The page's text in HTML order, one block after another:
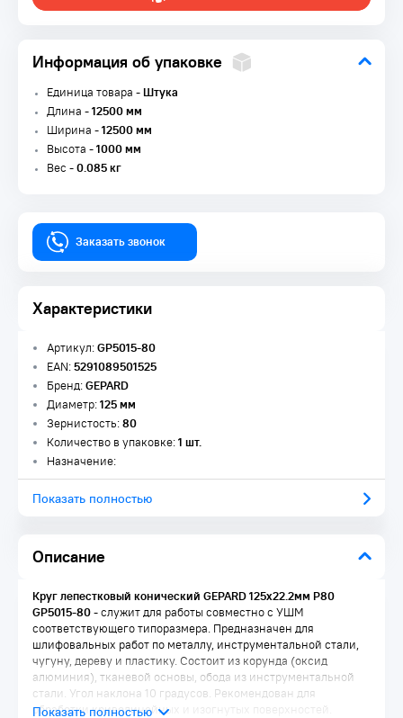
Информация об упаковке
Единица товара -Штука
Длина -12500 мм
Ширина -12500 мм
Высота -1000 мм
Вес -0.085 кг
Заказать звонок
Характеристики
Описание
Артикул:GP5015-80
EAN:5291089501525
Бренд:GEPARD
Диаметр:125 мм
Зернистость:80
Количество в упаковке:1 шт.
Назначение:
Показать полностью
Круг лепестковый конический GEPARD 125х22.2мм P80
GP5015-80- служит для работы совместно с УШМ
соответствующего типоразмера. Предназначен для
шлифовальных работ по металлу, инструментальной стали,
чугуну, дереву и пластику. Состоит из корунда (оксид
алюминия), тканевой основы, обода из инструментальной
стали. Угол наклона 10 градусов. Рекомендован для
обработки криволинейных и изогнутых поверхностей.